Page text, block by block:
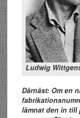
Ludwig
Därnäst: Om en
lämnat den in till